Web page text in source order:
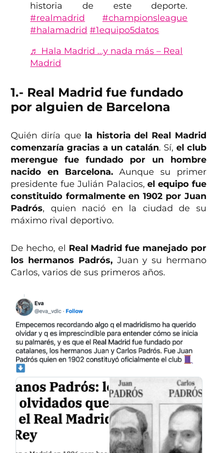
historia de este deporte.
#realmadrid
#championsleague
#halamadrid #1equipo5datos
♬ Hala Madrid …y nada más – Real
Madrid
1.- Real Madrid fue fundado
por alguien de Barcelona
Quién diría que la historia del Real Madrid
comenzaría gracias a un catalán. Sí, el club
merengue fue fundado por un hombre
nacido en Barcelona. Aunque su primer
presidente fue Julián Palacios, el equipo fue
constituido formalmente en 1902 por Juan
Padrós, quien nació en la ciudad de su
máximo rival deportivo.
De hecho, el Real Madrid fue manejado por
los hermanos Padrós, Juan y su hermano
Carlos, varios de sus primeros años.